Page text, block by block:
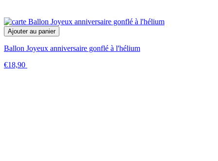
Ajouter au panier
Ballon Joyeux anniversaire gonflé à l'hélium
€18,90